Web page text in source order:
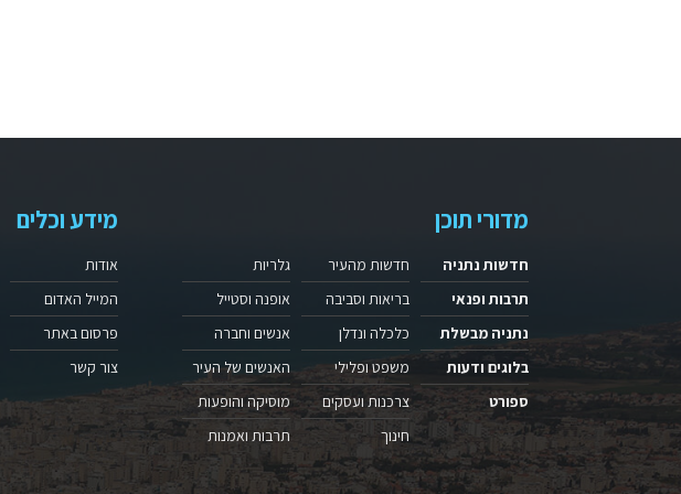
מדורי תוכן
חדשות נתניה
תרבות ופנאי
נתניה מבשלת
בלוגים ודעות
ספורט
חדשות מהעיר
בריאות וסביבה
כלכלה ונדלן
משפט ופלילי
צרכנות ועסקים
חינוך
גלריות
אופנה וסטייל
אנשים וחברה
האנשים של העיר
מוסיקה והופעות
תרבות ואמנות
מידע וכלים
אודות
המייל האדום
פרסום באתר
צור קשר